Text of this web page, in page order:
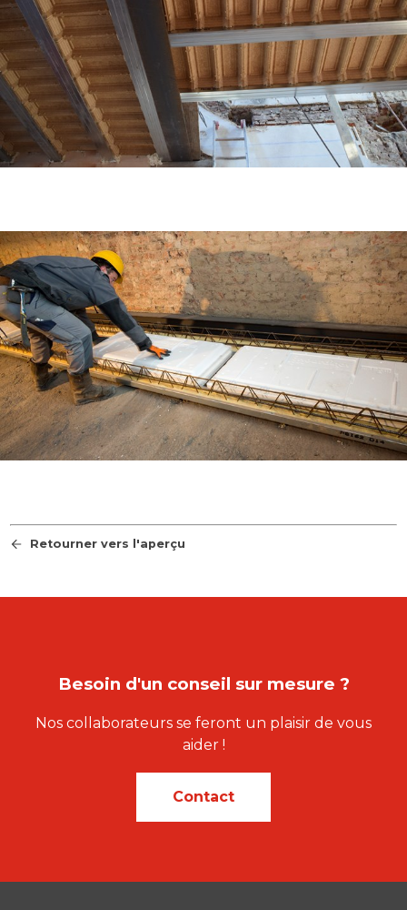
Retourner vers l'aperçu
Besoin d'un conseil sur mesure ?
Nos collaborateurs se feront un plaisir de vous
aider !
Contact